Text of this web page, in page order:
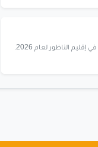
في إقليم الناظور لعام 2026.